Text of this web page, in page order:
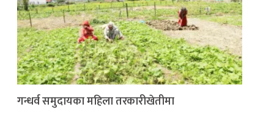
गन्धर्व समुदायका महिला तरकारीखेतीमा